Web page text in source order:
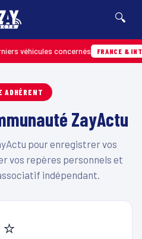
🔍
véhicules concernés FRANCE &
ADHÉRENT
ZayActu
pour enregistrer vos
vos repères personnels et
indépendant.
⭐